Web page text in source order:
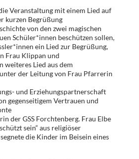
Veranstaltung mit einem Lied auf
kurzen Begrüßung
von den zwei magischen
Schüler*innen beschützen sollen,
ein Lied zur Begrüßung,
Frau Klippan und
weiteres Lied aus dem
der Leitung von Frau Pfarrerin
und Erziehungspartnerschaft
gegenseitigem Vertrauen und
der GSS Forchtenberg. Frau Elbe
sein“ aus religiöser
die Kinder im Beisein eines